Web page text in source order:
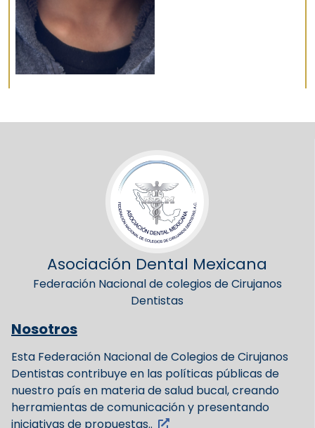
Asociación Dental Mexicana
Federación Nacional de colegios de Cirujanos
Dentistas
Nosotros
Esta Federación Nacional de Colegios de Cirujanos
Dentistas contribuye en las políticas públicas de
nuestro país en materia de salud bucal, creando
herramientas de comunicación y presentando
iniciativas de propuestas..